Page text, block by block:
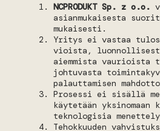
NCPRODUKT Sp. z o.o.
asianmukaisesta
mukaisesti.
Yritys ei vastaa
vioista,
aiemmista
johtuvasta
palauttamisen
Prosessi ei sisällä
käytetään
teknologisia
Tehokkuuden